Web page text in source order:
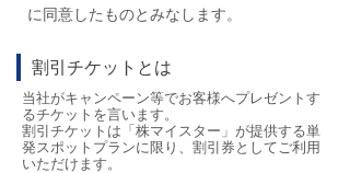
に同意したものとみなします。
割引チケットとは
当社がキャンペーン等でお客様へプレゼントす
るチケットを言います。
割引チケットは「株マイスター」が提供する単
発スポットプランに限り、割引券としてご利用
いただけます。